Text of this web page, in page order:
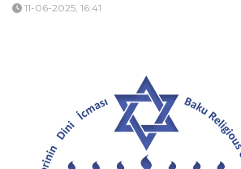
11-06-2025, 16:41